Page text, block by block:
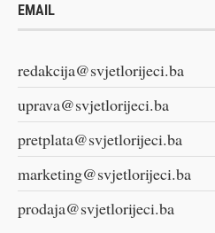
EMAIL
redakcija@svjetlorijeci.ba
uprava@svjetlorijeci.ba
pretplata@svjetlorijeci.ba
marketing@svjetlorijeci.ba
prodaja@svjetlorijeci.ba